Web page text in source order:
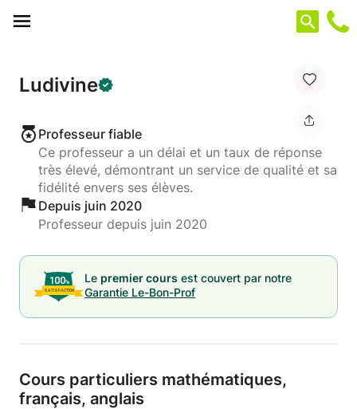
Ludivine
Professeur fiable
Ce professeur a un délai et un taux de réponse
très élevé, démontrant un service de qualité et sa
fidélité envers ses élèves.
Depuis juin 2020
Professeur depuis juin 2020
Le premier cours est couvert par notre
Garantie Le-Bon-Prof
Cours particuliers mathématiques,
français, anglais